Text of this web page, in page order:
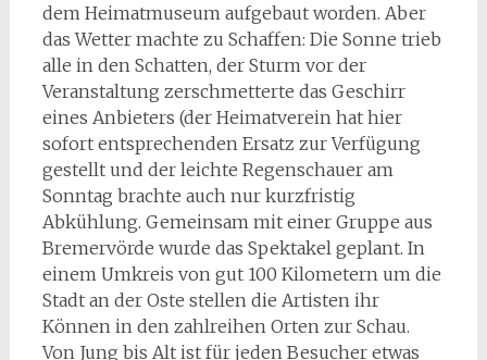
dem Heimatmuseum aufgebaut worden. Aber
das Wetter machte zu Schaffen: Die Sonne trieb
alle in den Schatten, der Sturm vor der
Veranstaltung zerschmetterte das Geschirr
eines Anbieters (der Heimatverein hat hier
sofort entsprechenden Ersatz zur Verfügung
gestellt und der leichte Regenschauer am
Sonntag brachte auch nur kurzfristig
Abkühlung. Gemeinsam mit einer Gruppe aus
Bremervörde wurde das Spektakel geplant. In
einem Umkreis von gut 100 Kilometern um die
Stadt an der Oste stellen die Artisten ihr
Können in den zahlreihen Orten zur Schau.
Von Jung bis Alt ist für jeden Besucher etwas